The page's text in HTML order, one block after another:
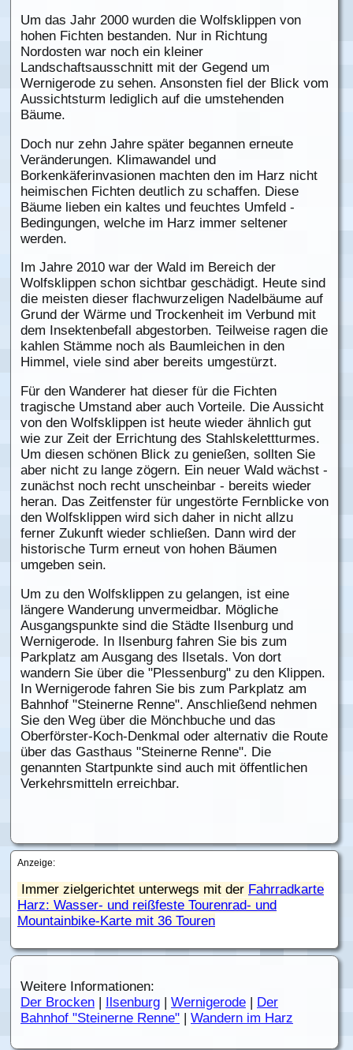
Um das Jahr 2000 wurden die Wolfsklippen von
hohen Fichten bestanden. Nur in Richtung
Nordosten war noch ein kleiner
Landschaftsausschnitt mit der Gegend um
Wernigerode zu sehen. Ansonsten fiel der Blick vom
Aussichtsturm lediglich auf die umstehenden
Bäume.
Doch nur zehn Jahre später begannen erneute
Veränderungen. Klimawandel und
Borkenkäferinvasionen machten den im Harz nicht
heimischen Fichten deutlich zu schaffen. Diese
Bäume lieben ein kaltes und feuchtes Umfeld -
Bedingungen, welche im Harz immer seltener
werden.
Im Jahre 2010 war der Wald im Bereich der
Wolfsklippen schon sichtbar geschädigt. Heute sind
die meisten dieser flachwurzeligen Nadelbäume auf
Grund der Wärme und Trockenheit im Verbund mit
dem Insektenbefall abgestorben. Teilweise ragen die
kahlen Stämme noch als Baumleichen in den
Himmel, viele sind aber bereits umgestürzt.
Für den Wanderer hat dieser für die Fichten
tragische Umstand aber auch Vorteile. Die Aussicht
von den Wolfsklippen ist heute wieder ähnlich gut
wie zur Zeit der Errichtung des Stahlskelettturmes.
Um diesen schönen Blick zu genießen, sollten Sie
aber nicht zu lange zögern. Ein neuer Wald wächst -
zunächst noch recht unscheinbar - bereits wieder
heran. Das Zeitfenster für ungestörte Fernblicke von
den Wolfsklippen wird sich daher in nicht allzu
ferner Zukunft wieder schließen. Dann wird der
historische Turm erneut von hohen Bäumen
umgeben sein.
Um zu den Wolfsklippen zu gelangen, ist eine
längere Wanderung unvermeidbar. Mögliche
Ausgangspunkte sind die Städte Ilsenburg und
Wernigerode. In Ilsenburg fahren Sie bis zum
Parkplatz am Ausgang des Ilsetals. Von dort
wandern Sie über die "Plessenburg" zu den Klippen.
In Wernigerode fahren Sie bis zum Parkplatz am
Bahnhof "Steinerne Renne". Anschließend nehmen
Sie den Weg über die Mönchbuche und das
Oberförster-Koch-Denkmal oder alternativ die Route
über das Gasthaus "Steinerne Renne". Die
genannten Startpunkte sind auch mit öffentlichen
Verkehrsmitteln erreichbar.
Anzeige:
Immer zielgerichtet unterwegs mit der Fahrradkarte
Harz: Wasser- und reißfeste Tourenrad- und
Mountainbike-Karte mit 36 Touren
Weitere Informationen:
Der Brocken | Ilsenburg | Wernigerode | Der
Bahnhof "Steinerne Renne" | Wandern im Harz